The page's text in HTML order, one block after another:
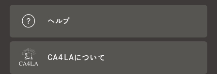
ヘルプ
CA4LAについて